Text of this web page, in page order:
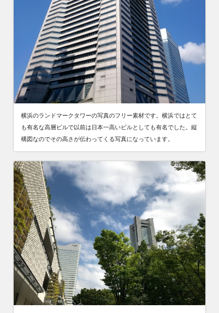
横浜のランドマークタワーの写真のフリー素材です。横浜ではとて
も有名な高層ビルで以前は日本一高いビルとしても有名でした。縦
構図なのでその高さが伝わってくる写真になっています。